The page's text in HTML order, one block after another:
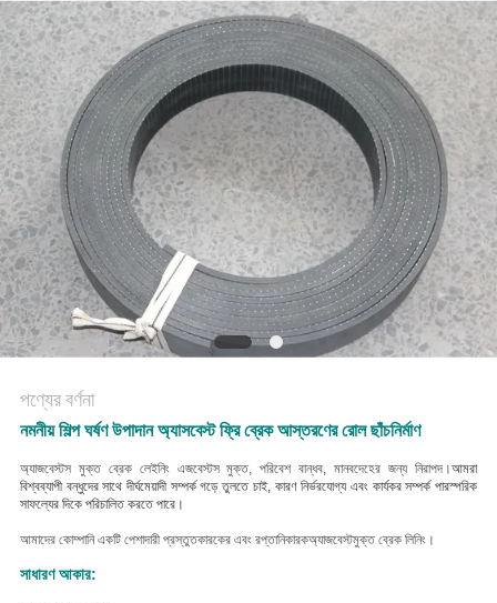
সাইট
ম্যাপ
PRIVACY
POLICY
পণ্যের বর্ণনা
নমনীয় শিল্প ঘর্ষণ উপাদান অ্যাসবেস্ট ফ্রি ব্রেক আস্তরণের রোল ছাঁচনির্মাণ
অ্যাজবেস্টস মুক্ত ব্রেক লেইনিং এজবেস্টস মুক্ত, পরিবেশ বান্ধব, মানবদেহের জন্য নিরাপদ।আমরা
বিশ্বব্যাপী বন্ধুদের সাথে দীর্ঘমেয়াদী সম্পর্ক গড়ে তুলতে চাই, কারণ নির্ভরযোগ্য এবং কার্যকর সম্পর্ক পারস্পরিক
সাফল্যের দিকে পরিচালিত করতে পারে।
আমাদের কোম্পানি একটি পেশাদারী প্রস্তুতকারকের এবং রপ্তানিকারকঅ্যাজবেস্টমুক্ত ব্রেক লিনিং।
সাধারণ আকার: